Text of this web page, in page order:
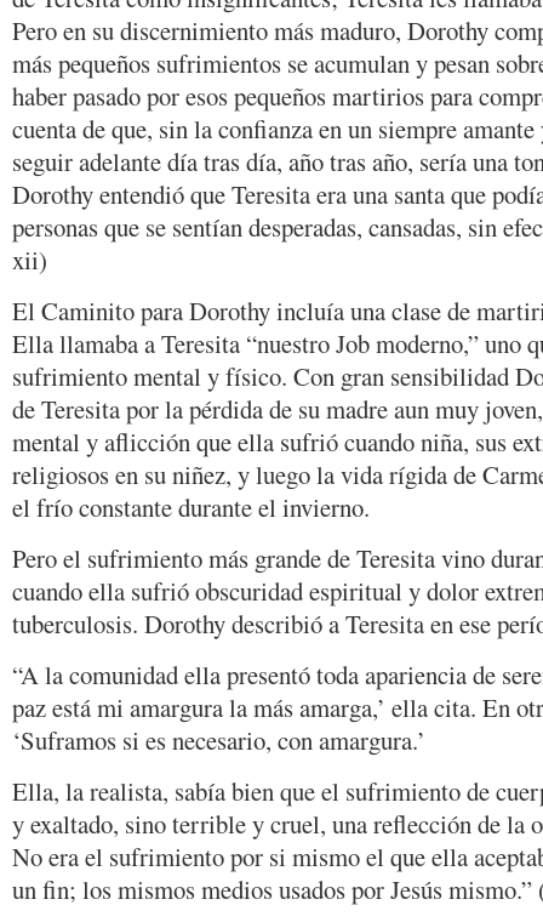
Pero en su discernimiento más maduro, Dorothy
más pequeños sufrimientos se acumulan y pesan
haber pasado por esos pequeños martirios para
cuenta de que, sin la confianza en un siempre
seguir adelante día tras día, año tras año, sería una
Dorothy entendió que Teresita era una santa que
personas que se sentían desperadas, cansadas, sin
xii)
El Caminito para Dorothy incluía una clase de
Ella llamaba a Teresita “nuestro Job moderno,” uno
sufrimiento mental y físico. Con gran sensibilidad
de Teresita por la pérdida de su madre aun muy
mental y aflicción que ella sufrió cuando niña, sus
religiosos en su niñez, y luego la vida rígida de
el frío constante durante el invierno.
Pero el sufrimiento más grande de Teresita vino
cuando ella sufrió obscuridad espiritual y dolor
tuberculosis. Dorothy describió a Teresita en ese
“A la comunidad ella presentó toda apariencia de
paz está mi amargura la más amarga,’ ella cita. En
‘Suframos si es necesario, con amargura.’
Ella, la realista, sabía bien que el sufrimiento de
y exaltado, sino terrible y cruel, una reflección de la
No era el sufrimiento por si mismo el que ella
un fin; los mismos medios usados por Jesús mismo.”